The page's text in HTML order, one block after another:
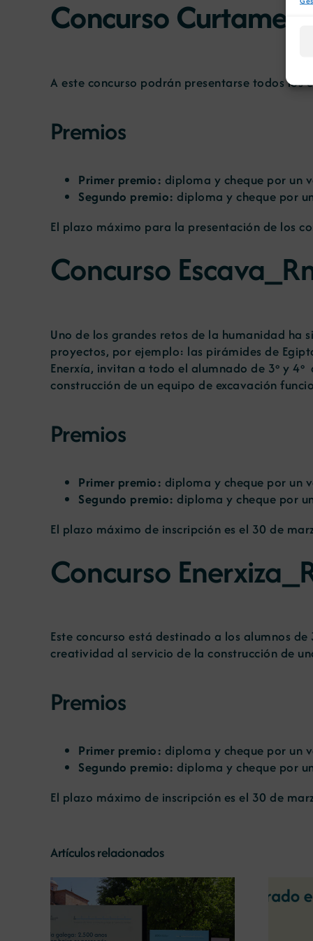
Concurso
A este concurso podrán presentarse todos
Premios
Primer premio: diploma y cheque por un
Segundo premio: diploma y cheque por
El plazo máximo para la presentación de los
Concurso
Uno de los grandes retos de la humanidad
proyectos, por ejemplo: las pirámides de
Enerxía, invitan a todo el alumnado de 3º y
construcción de un equipo de excavación
Premios
Primer premio: diploma y cheque por un
Segundo premio: diploma y cheque por
El plazo máximo de inscripción es el 30 de
Concurso
Este concurso está destinado a los alumnos
creatividad al servicio de la construcción de
Premios
Primer premio: diploma y cheque por un
Segundo premio: diploma y cheque por
El plazo máximo de inscripción es el 30 de
Artículos relacionados
La COMG reúne a dos